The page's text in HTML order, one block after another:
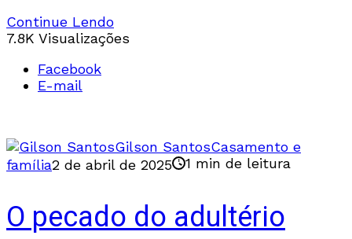
Continue Lendo
7.8K Visualizações
Facebook
E-mail
Gilson SantosCasamento e
família2 de abril de 2025 1 min de leitura
O pecado do adultério